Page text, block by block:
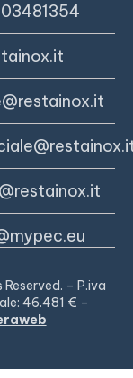
– P.iva
46.481 € –